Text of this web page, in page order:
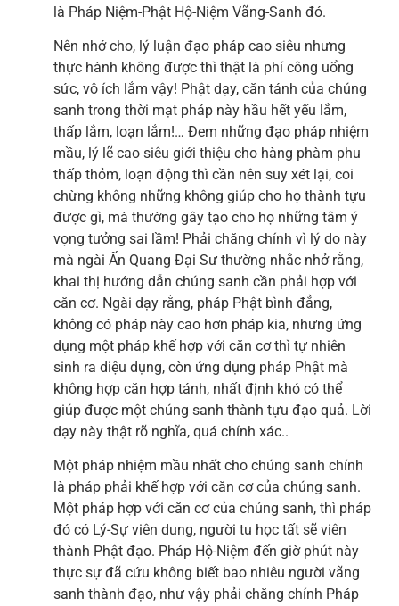
là Pháp Niệm-Phật Hộ-Niệm Vãng-Sanh đó.
Nên nhớ cho, lý luận đạo pháp cao siêu nhưng
thực hành không được thì thật là phí công uổng
sức, vô ích lắm vậy! Phật dạy, căn tánh của chúng
sanh trong thời mạt pháp này hầu hết yếu lắm,
thấp lắm, loạn lắm!… Đem những đạo pháp nhiệm
mầu, lý lẽ cao siêu giới thiệu cho hàng phàm phu
thấp thỏm, loạn động thì cần nên suy xét lại, coi
chừng không những không giúp cho họ thành tựu
được gì, mà thường gây tạo cho họ những tâm ý
vọng tưởng sai lầm! Phải chăng chính vì lý do này
mà ngài Ấn Quang Đại Sư thường nhắc nhở rằng,
khai thị hướng dẫn chúng sanh cần phải hợp với
căn cơ. Ngài dạy rằng, pháp Phật bình đẳng,
không có pháp này cao hơn pháp kia, nhưng ứng
dụng một pháp khế hợp với căn cơ thì tự nhiên
sinh ra diệu dụng, còn ứng dụng pháp Phật mà
không hợp căn hợp tánh, nhất định khó có thể
giúp được một chúng sanh thành tựu đạo quả. Lời
dạy này thật rõ nghĩa, quá chính xác..
Một pháp nhiệm mầu nhất cho chúng sanh chính
là pháp phải khế hợp với căn cơ của chúng sanh.
Một pháp hợp với căn cơ của chúng sanh, thì pháp
đó có Lý-Sự viên dung, người tu học tất sẽ viên
thành Phật đạo. Pháp Hộ-Niệm đến giờ phút này
thực sự đã cứu không biết bao nhiêu người vãng
sanh thành đạo, như vậy phải chăng chính Pháp